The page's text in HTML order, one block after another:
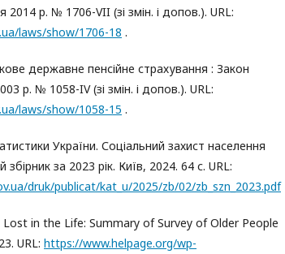
2014 р. № 1706-VII (зі змін. і допов.). URL:
laws/show/1706-18 .
державне пенсійне страхування : Закон
р. № 1058-IV (зі змін. і допов.). URL:
laws/show/1058-15 .
України. Соціальний захист населення
збірник за 2023 рік. Київ, 2024. 64 с. URL:
druk/publicat/kat_u/2025/zb/02/zb_szn_2023.pdf
in the Life: Summary of Survey of Older People
URL: https://www.helpage.org/wp-